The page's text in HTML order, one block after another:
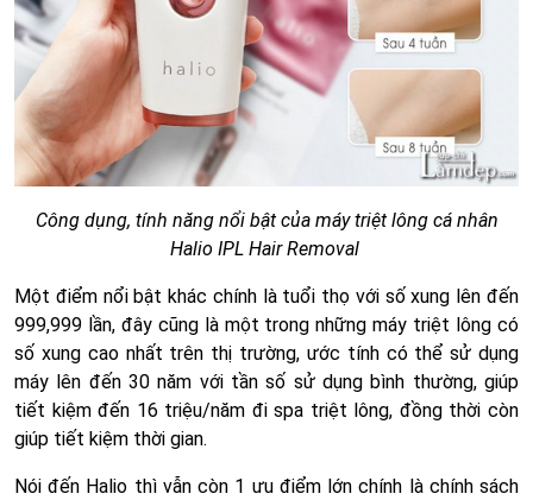
Công dụng, tính năng nổi bật của máy triệt lông cá nhân
Halio IPL Hair Removal
Một điểm nổi bật khác chính là tuổi thọ với số xung lên đến
999,999 lần, đây cũng là một trong những máy triệt lông có
số xung cao nhất trên thị trường, ước tính có thể sử dụng
máy lên đến 30 năm với tần số sử dụng bình thường, giúp
tiết kiệm đến 16 triệu/năm đi spa triệt lông, đồng thời còn
giúp tiết kiệm thời gian.
Nói đến Halio thì vẫn còn 1 ưu điểm lớn chính là chính sách